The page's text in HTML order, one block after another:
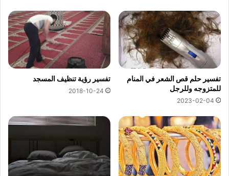
تفسير حلم قص الشعر في المنام
للمتزوجه وللرجل
2023-02-04
تفسير رؤية تنظيف المسجد
2018-10-24